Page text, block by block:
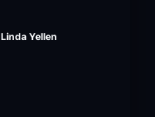
Linda Yellen